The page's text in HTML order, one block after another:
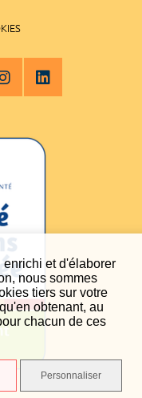
et d'élaborer
nous sommes
tiers sur votre
obtenant, au
chacun de ces
Personnaliser